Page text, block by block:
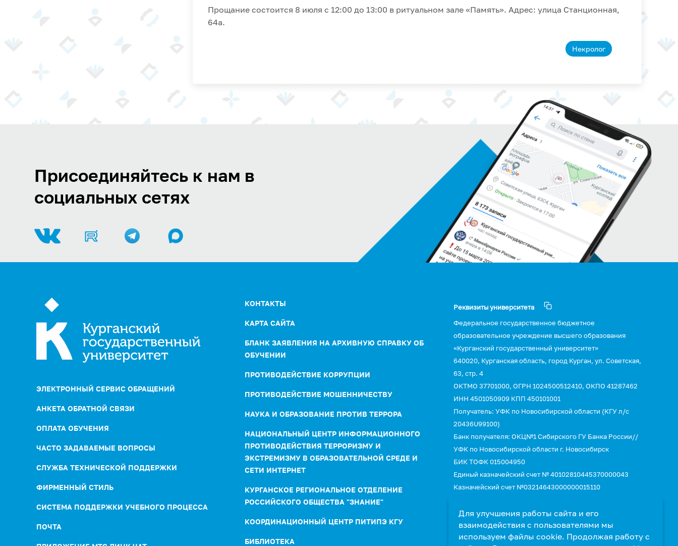
Прощание состоится 8 июля с 12:00 до 13:00 в ритуальном зале «Память». Адрес: улица Станционная,
64а.
Некролог
Присоединяйтесь к нам в
социальных сетях
ЭЛЕКТРОННЫЙ СЕРВИС ОБРАЩЕНИЙ
АНКЕТА ОБРАТНОЙ СВЯЗИ
ОПЛАТА ОБУЧЕНИЯ
ЧАСТО ЗАДАВАЕМЫЕ ВОПРОСЫ
СЛУЖБА ТЕХНИЧЕСКОЙ ПОДДЕРЖКИ
ФИРМЕННЫЙ СТИЛЬ
СИСТЕМА ПОДДЕРЖКИ УЧЕБНОГО ПРОЦЕССА
ПОЧТА
КОНТАКТЫ
КАРТА САЙТА
БЛАНК ЗАЯВЛЕНИЯ НА АРХИВНУЮ СПРАВКУ ОБ
ОБУЧЕНИИ
ПРОТИВОДЕЙСТВИЕ КОРРУПЦИИ
ПРОТИВОДЕЙСТВИЕ МОШЕННИЧЕСТВУ
НАУКА И ОБРАЗОВАНИЕ ПРОТИВ ТЕРРОРА
НАЦИОНАЛЬНЫЙ ЦЕНТР ИНФОРМАЦИОННОГО
ПРОТИВОДЕЙСТВИЯ ТЕРРОРИЗМУ И
ЭКСТРЕМИЗМУ В ОБРАЗОВАТЕЛЬНОЙ СРЕДЕ И
СЕТИ ИНТЕРНЕТ
КУРГАНСКОЕ РЕГИОНАЛЬНОЕ ОТДЕЛЕНИЕ
РОССИЙСКОГО ОБЩЕСТВА "ЗНАНИЕ"
КООРДИНАЦИОННЫЙ ЦЕНТР ПИТИПЭ КГУ
БИБЛИОТЕКА
Реквизиты университета
Федеральное государственное бюджетное
образовательное учреждение высшего образования
«Курганский государственный университет»
640020, Курганская область, город Курган, ул. Советская,
63, стр. 4
ОКТМО 37701000, ОГРН 1024500512410, ОКПО 41287462
ИНН 4501050909 КПП 450101001
Получатель: УФК по Новосибирской области (КГУ л/с
20436U99100)
Банк получателя: ОКЦ№1 Сибирского ГУ Банка России//
УФК по Новосибирской области г. Новосибирск
БИК ТОФК 015004950
Единый казначейский счет № 40102810445370000043
Казначейский счет №03214643000000015110
УИН 0
Для улучшения работы сайта и его
взаимодействия с пользователями мы
используем файлы cookie. Продолжая работу с